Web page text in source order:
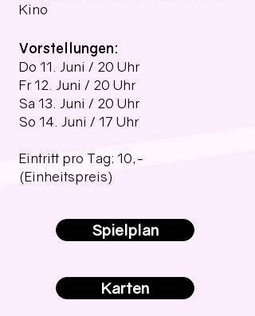
Kino
Vorstellungen:
Do 11. Juni / 20 Uhr
Fr 12. Juni / 20 Uhr
Sa 13. Juni / 20 Uhr
So 14. Juni / 17 Uhr
Eintritt pro Tag: 10,-
(Einheitspreis)
Spielplan
Karten